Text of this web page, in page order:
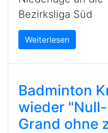
Bezirksliga Süd
Weiterlesen
Badminton
wieder
Grand ohne